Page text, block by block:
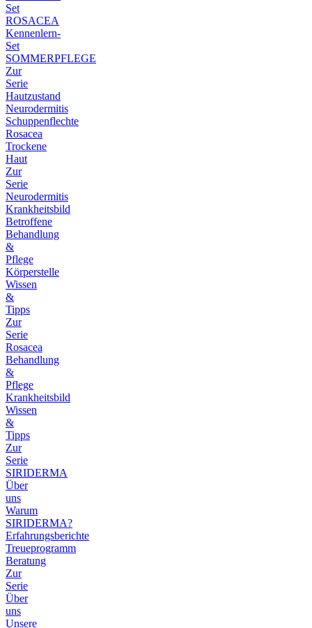
Set
ROSACEA
Kennenlern-
Set
SOMMERPFLEGE
Zur
Serie
Hautzustand
Neurodermitis
Schuppenflechte
Rosacea
Trockene
Haut
Zur
Serie
Neurodermitis
Krankheitsbild
Betroffene
Behandlung
&
Pflege
Körperstelle
Wissen
&
Tipps
Zur
Serie
Rosacea
Behandlung
&
Pflege
Krankheitsbild
Wissen
&
Tipps
Zur
Serie
SIRIDERMA
Über
uns
Warum
SIRIDERMA?
Erfahrungsberichte
Treueprogramm
Beratung
Zur
Serie
Über
uns
Unsere